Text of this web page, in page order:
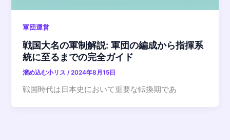
軍団運営
戦国大名の軍制解説: 軍団の編成から指揮系
統に至るまでの完全ガイド
溜め込む小リス/2024年8月15日
戦国時代は日本史において重要な転換期であ